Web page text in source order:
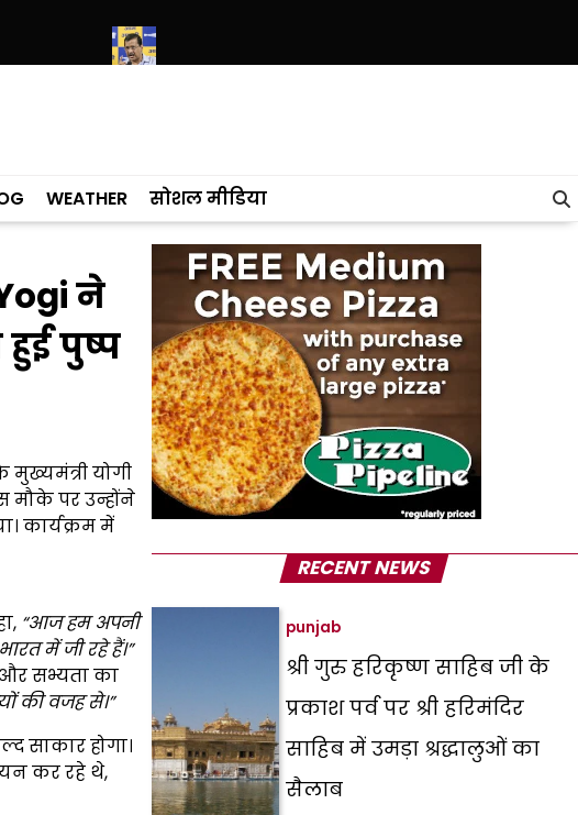
पेश किया
WEATHER सोशल मीडिया
ने
पुष्प
योगी
मौके पर उन्होंने
कार्यक्रम में
“आज हम अपनी
में जी रहे हैं।”
सभ्यता का
की वजह से।”
साकार होगा।
कर रहे थे,
RECENT NEWS
punjab
श्री गुरु हरिकृष्ण साहिब जी के
प्रकाश पर्व पर श्री हरिमंदिर
साहिब में उमड़ा श्रद्धालुओं का
सैलाब